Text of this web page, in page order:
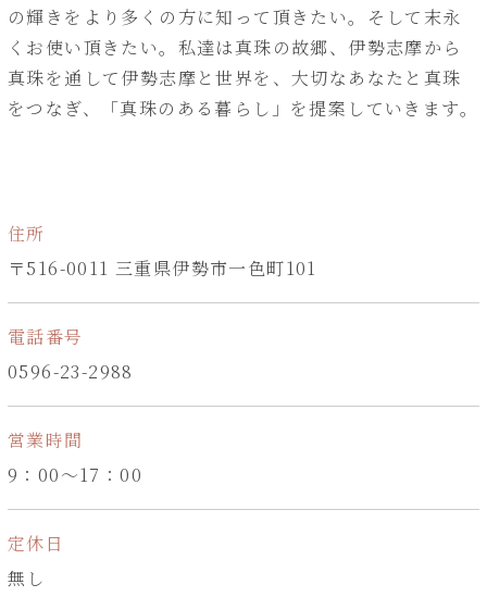
の輝きをより多くの方に知って頂きたい。そして末永
くお使い頂きたい。私達は真珠の故郷、伊勢志摩から
真珠を通して伊勢志摩と世界を、大切なあなたと真珠
をつなぎ、「真珠のある暮らし」を提案していきます。
住所
〒516-0011 三重県伊勢市一色町101
電話番号
0596-23-2988
営業時間
9：00～17：00
定休日
無し